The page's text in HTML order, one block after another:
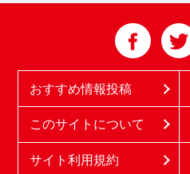
おすすめ情報投稿
このサイトについて
サイト利用規約